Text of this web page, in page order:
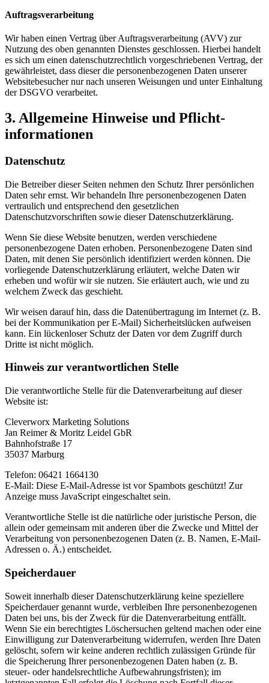
Auftragsverarbeitung
Wir haben einen Vertrag über Auftragsverarbeitung (AVV) zur
Nutzung des oben genannten Dienstes geschlossen. Hierbei handelt
es sich um einen datenschutzrechtlich vorgeschriebenen Vertrag, der
gewährleistet, dass dieser die personenbezogenen Daten unserer
Websitebesucher nur nach unseren Weisungen und unter Einhaltung
der DSGVO verarbeitet.
3. Allgemeine Hinweise und Pflicht­
informationen
Datenschutz
Die Betreiber dieser Seiten nehmen den Schutz Ihrer persönlichen
Daten sehr ernst. Wir behandeln Ihre personenbezogenen Daten
vertraulich und entsprechend den gesetzlichen
Datenschutzvorschriften sowie dieser Datenschutzerklärung.
Wenn Sie diese Website benutzen, werden verschiedene
personenbezogene Daten erhoben. Personenbezogene Daten sind
Daten, mit denen Sie persönlich identifiziert werden können. Die
vorliegende Datenschutzerklärung erläutert, welche Daten wir
erheben und wofür wir sie nutzen. Sie erläutert auch, wie und zu
welchem Zweck das geschieht.
Wir weisen darauf hin, dass die Datenübertragung im Internet (z. B.
bei der Kommunikation per E-Mail) Sicherheitslücken aufweisen
kann. Ein lückenloser Schutz der Daten vor dem Zugriff durch
Dritte ist nicht möglich.
Hinweis zur verantwortlichen Stelle
Die verantwortliche Stelle für die Datenverarbeitung auf dieser
Website ist:
Cleverworx Marketing Solutions
Jan Reimer & Moritz Leidel GbR
Bahnhofstraße 17
35037 Marburg
Telefon: 06421 1664130
E-Mail: Diese E-Mail-Adresse ist vor Spambots geschützt! Zur
Anzeige muss JavaScript eingeschaltet sein.
Verantwortliche Stelle ist die natürliche oder juristische Person, die
allein oder gemeinsam mit anderen über die Zwecke und Mittel der
Verarbeitung von personenbezogenen Daten (z. B. Namen, E-Mail-
Adressen o. Ä.) entscheidet.
Speicherdauer
Soweit innerhalb dieser Datenschutzerklärung keine speziellere
Speicherdauer genannt wurde, verbleiben Ihre personenbezogenen
Daten bei uns, bis der Zweck für die Datenverarbeitung entfällt.
Wenn Sie ein berechtigtes Löschersuchen geltend machen oder eine
Einwilligung zur Datenverarbeitung widerrufen, werden Ihre Daten
gelöscht, sofern wir keine anderen rechtlich zulässigen Gründe für
die Speicherung Ihrer personenbezogenen Daten haben (z. B.
steuer- oder handelsrechtliche Aufbewahrungsfristen); im